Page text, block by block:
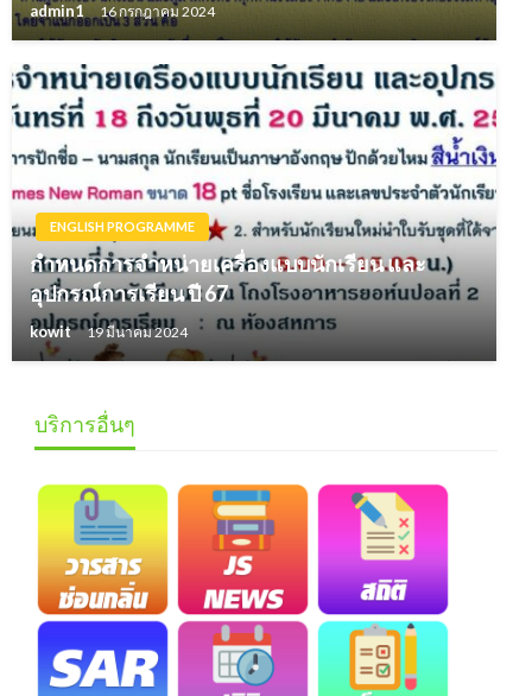
admin1 16 กรกฎาคม 2024
ENGLISH PROGRAMME
กำหนดการจำหน่ายเครื่องแบบนักเรียน และ
อุปกรณ์การเรียน ปี 67
kowit 19 มีนาคม 2024
บริการอื่นๆ